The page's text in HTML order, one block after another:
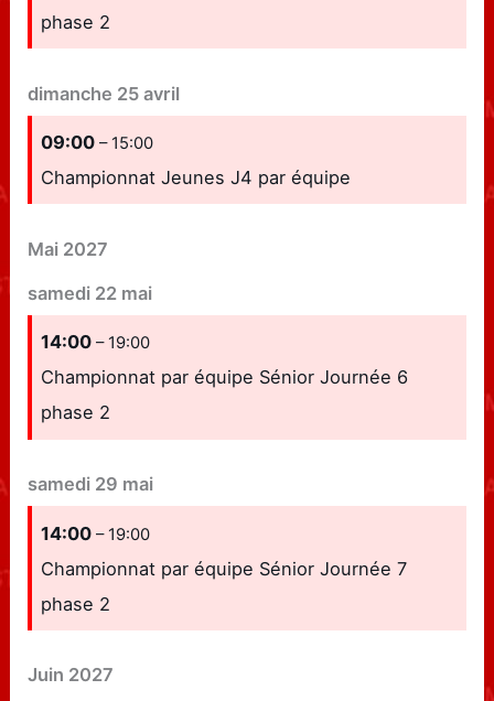
phase 2
dimanche 25 avril
09:00– 15:00
Championnat Jeunes J4 par équipe
Mai 2027
samedi 22 mai
14:00– 19:00
Championnat par équipe Sénior Journée 6
phase 2
samedi 29 mai
14:00– 19:00
Championnat par équipe Sénior Journée 7
phase 2
Juin 2027